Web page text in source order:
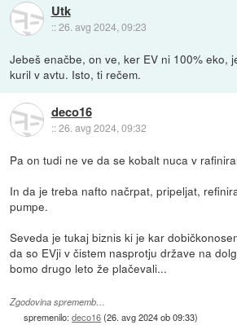
Utk
::26. avg 2024, 09:23
Jebeš enačbe, on ve, ker EV ni 100% eko,
kuril v avtu. Isto, ti rečem.
deco16
::26. avg 2024, 09:32
Pa on tudi ne ve da se kobalt nuca v
In da je treba nafto načrpat, pripeljat,
pumpe.
Seveda je tukaj biznis ki je kar
da so EVji v čistem nasprotju države na
bomo drugo leto že plačevali...
Zgodovina sprememb…
spremenilo:deco16(26. avg 2024 ob 09:33)